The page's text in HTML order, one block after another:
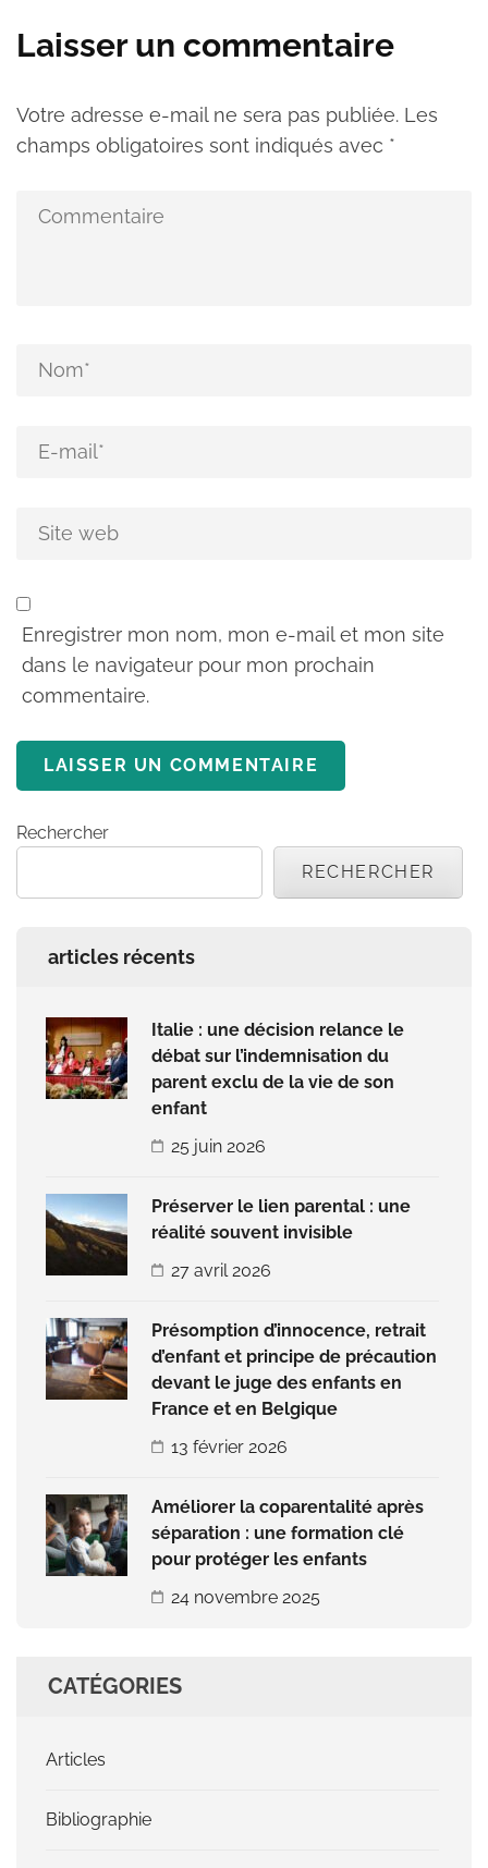
Laisser un commentaire
Votre adresse e-mail ne sera pas publiée. Les
champs obligatoires sont indiqués avec *
Enregistrer mon nom, mon e-mail et mon site
dans le navigateur pour mon prochain
commentaire.
Rechercher
RECHERCHER
articles récents
Italie : une décision relance le
débat sur l’indemnisation du
parent exclu de la vie de son
enfant
25 juin 2026
Préserver le lien parental : une
réalité souvent invisible
27 avril 2026
Présomption d’innocence, retrait
d’enfant et principe de précaution
devant le juge des enfants en
France et en Belgique
13 février 2026
Améliorer la coparentalité après
séparation : une formation clé
pour protéger les enfants
24 novembre 2025
CATÉGORIES
Articles
Bibliographie